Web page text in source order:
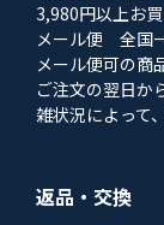
3,980円以上お
メール便 全国
メール便可の商
ご注文の翌日か
雑状況によって
返品・交換